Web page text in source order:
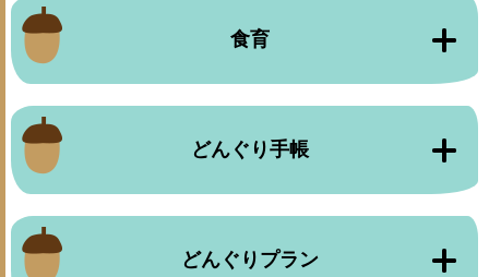
食育
どんぐり手帳
どんぐりプラン